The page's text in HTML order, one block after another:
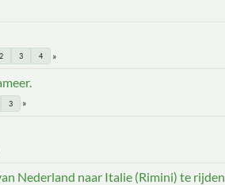
2 3 4
3
Nederland naar Italie (Rimini) te rijden